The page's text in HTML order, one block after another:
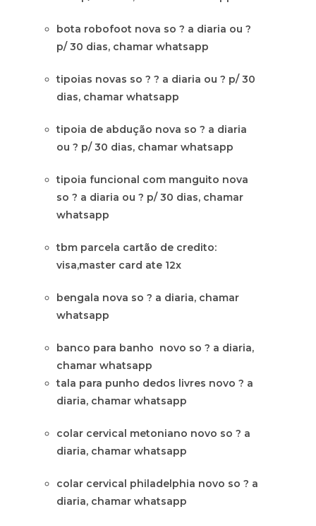
bota robofoot nova so ? a diaria ou ?
p/ 30 dias, chamar whatsapp
tipoias novas so ? ? a diaria ou ? p/ 30
dias, chamar whatsapp
tipoia de abdução nova so ? a diaria
ou ? p/ 30 dias, chamar whatsapp
tipoia funcional com manguito nova
so ? a diaria ou ? p/ 30 dias, chamar
whatsapp
tbm parcela cartão de credito:
visa,master card ate 12x
bengala nova so ? a diaria, chamar
whatsapp
banco para banho novo so ? a diaria,
chamar whatsapp
tala para punho dedos livres novo ? a
diaria, chamar whatsapp
colar cervical metoniano novo so ? a
diaria, chamar whatsapp
colar cervical philadelphia novo so ? a
diaria, chamar whatsapp